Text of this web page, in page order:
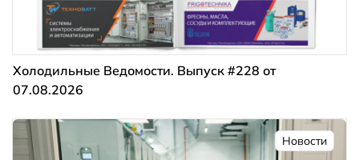
Холодильные Ведомости. Выпуск #228 от
07.08.2026
Новости